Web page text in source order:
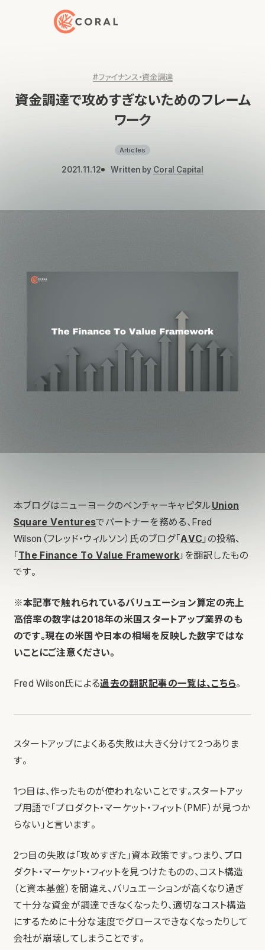
トップページへ戻る
#ファイナンス・資金調達
資金調達で攻めすぎないためのフレーム
ワーク
Articles
2021.11.12 Written by Coral Capital
本ブログはニューヨークのベンチャーキャピタルUnion
Square Venturesでパートナーを務める、Fred
Wilson（フレッド・ウィルソン）氏のブログ「AVC 」の投稿、
「 The Finance To Value Framework 」を翻訳したもの
です。
※本記事で触れられているバリュエーション算定の売上
高倍率の数字は2018年の米国スタートアップ業界のも
のです。現在の米国や日本の相場を反映した数字ではな
いことにご注意ください。
Fred Wilson氏による過去の翻訳記事の一覧は、こちら。
スタートアップによくある失敗は大きく分けて2つありま
す。
1つ目は、作ったものが使われないことです。スタートアッ
プ用語で「プロダクト・マーケット・フィット（PMF）が見つか
らない」と言います。
2つ目の失敗は「攻めすぎた」資本政策です。つまり、プロ
ダクト・マーケット・フィットを見つけたものの、コスト構造
（と資本基盤）を間違え、バリュエーションが高くなり過ぎ
て十分な資金が調達できなくなったり、適切なコスト構造
にするために十分な速度でグロースできなくなったりして
会社が崩壊してしまうことです。